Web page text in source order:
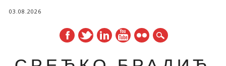
03.08.2026